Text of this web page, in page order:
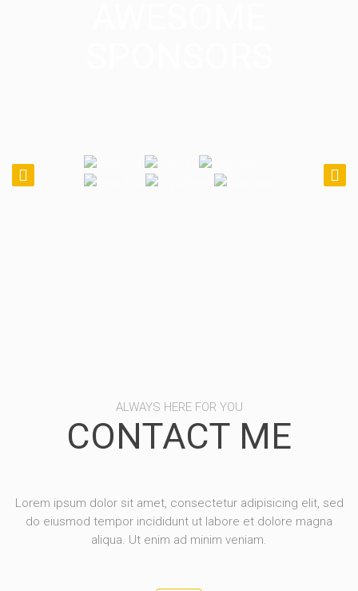
ALWAYS HERE FOR YOU
CONTACT ME
Lorem ipsum dolor sit amet, consectetur adipisicing elit, sed
do eiusmod tempor incididunt ut labore et dolore magna
aliqua. Ut enim ad minim veniam.